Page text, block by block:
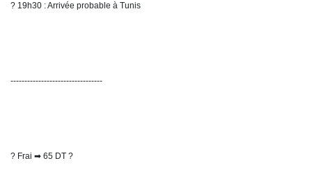
? 19h30 : Arrivée probable à Tunis
---------------------------------
? Frai ➡ 65 DT ?